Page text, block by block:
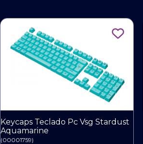
Keycaps Teclado Pc Vsg Stardust
Aquamarine
(00001759)